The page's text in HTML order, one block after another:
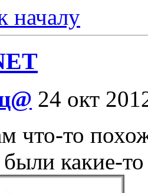
началу
24 окт
что-то
какие-